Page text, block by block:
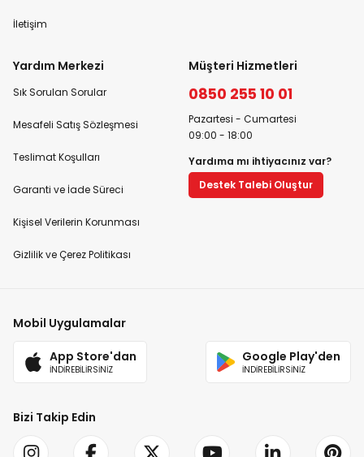
İletişim
Yardım Merkezi
Sık Sorulan Sorular
Mesafeli Satış Sözleşmesi
Teslimat Koşulları
Garanti ve İade Süreci
Kişisel Verilerin Korunması
Gizlilik ve Çerez Politikası
Müşteri Hizmetleri
0850 255 10 01
Pazartesi - Cumartesi
09:00 - 18:00
Yardıma mı ihtiyacınız var?
Destek Talebi Oluştur
Mobil Uygulamalar
App Store'dan
İNDİREBİLİRSİNİZ
Google Play'den
İNDİREBİLİRSİNİZ
Bizi Takip Edin